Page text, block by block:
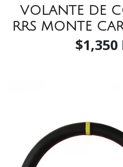
VOLANTE DE
RRS MONTE
$1,350